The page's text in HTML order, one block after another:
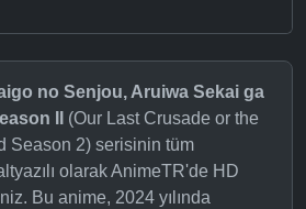
no Senjou, Aruiwa Sekai ga
II
(Our Last Crusade or the
Season 2) serisinin tüm
olarak AnimeTR'de HD
Bu anime, 2024 yılında